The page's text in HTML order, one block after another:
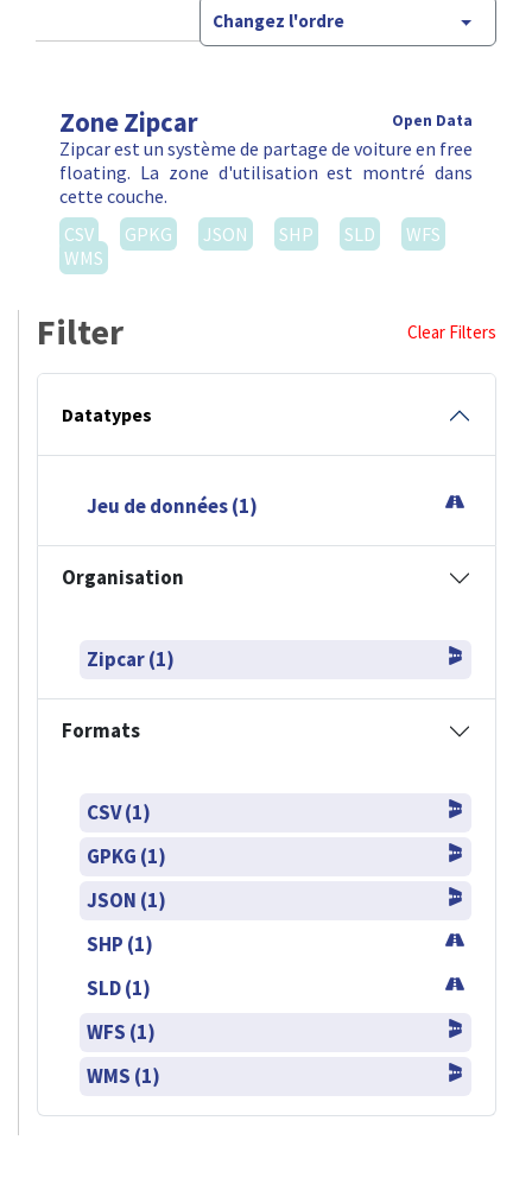
Changez l'ordre
Zone Zipcar Open Data
Zipcar est un système de partage de voiture en free
floating. La zone d'utilisation est montré dans
cette couche.
CSV
GPKG JSON SHP SLD
WFS
WMS
Filter Clear Filters
Datatypes
Jeu de données (1)
Organisation
Zipcar (1)
Formats
CSV (1)
GPKG (1)
JSON (1)
SHP (1)
SLD (1)
WFS (1)
WMS (1)